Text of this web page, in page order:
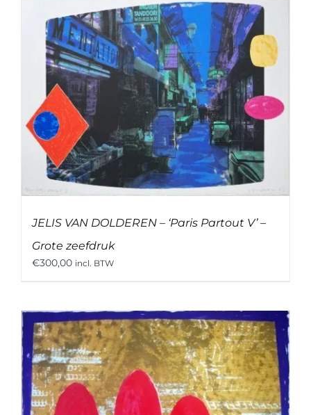
JELIS VAN DOLDEREN – ‘Paris Partout V’ –
Grote zeefdruk
€300,00 incl. BTW